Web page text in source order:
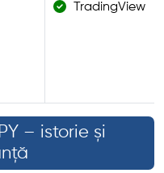
TradingView
– istorie și